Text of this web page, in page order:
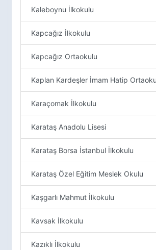
Kaleboynu İlkokulu
Kapcağız İlkokulu
Kapcağız Ortaokulu
Kaplan Kardeşler İmam Hatip
Karaçomak İlkokulu
Karataş Anadolu Lisesi
Karataş Borsa İstanbul İlkokulu
Karataş Özel Eğitim Meslek Okulu
Kaşgarlı Mahmut İlkokulu
Kavsak İlkokulu
Kazıklı İlkokulu